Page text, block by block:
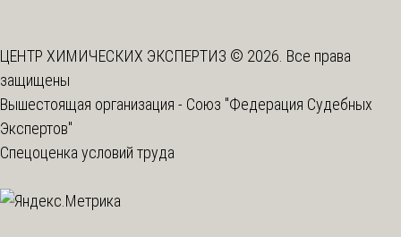
ЦЕНТР ХИМИЧЕСКИХ ЭКСПЕРТИЗ © 2026. Все права
защищены
Вышестоящая организация - Союз "Федерация Судебных
Экспертов"
Спецоценка условий труда